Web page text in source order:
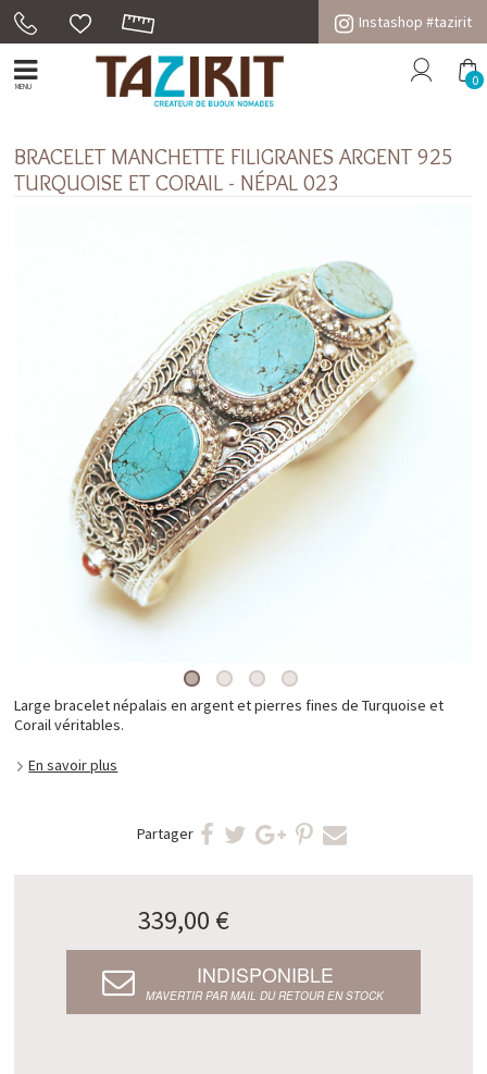
Instashop #tazirit
MENU 0
BRACELET MANCHETTE FILIGRANES ARGENT 925
TURQUOISE ET CORAIL - NÉPAL 023
Large bracelet népalais en argent et pierres fines de Turquoise et
Corail véritables.
En savoir plus
Partager
339,00 €
INDISPONIBLE
M’AVERTIR PAR MAIL DU RETOUR EN STOCK